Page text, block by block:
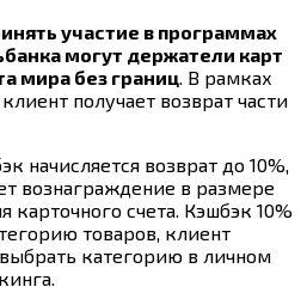
участие в программах
могут держатели карт
мира без границ. В рамках
получает возврат части
начисляется возврат до 10%,
вознаграждение в размере
карточного счета. Кэшбэк 10%
товаров, клиент
категорию в личном